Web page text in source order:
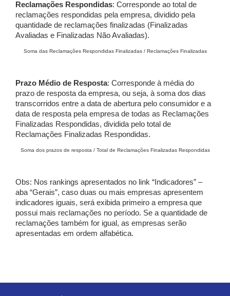
Reclamações Respondidas: Corresponde ao total de
reclamações respondidas pela empresa, dividido pela
quantidade de reclamações finalizadas (Finalizadas
Avaliadas e Finalizadas Não Avaliadas).
Soma das Reclamações Respondidas Finalizadas / Reclamações Finalizadas
Prazo Médio de Resposta: Corresponde à média do
prazo de resposta da empresa, ou seja, à soma dos dias
transcorridos entre a data de abertura pelo consumidor e a
data de resposta pela empresa de todas as Reclamações
Finalizadas Respondidas, dividida pelo total de
Reclamações Finalizadas Respondidas.
Soma dos prazos de resposta / Total de Reclamações Finalizadas Respondidas
Obs: Nos rankings apresentados no link “Indicadores” –
aba “Gerais”, caso duas ou mais empresas apresentem
indicadores iguais, será exibida primeiro a empresa que
possui mais reclamações no período. Se a quantidade de
reclamações também for igual, as empresas serão
apresentadas em ordem alfabética.